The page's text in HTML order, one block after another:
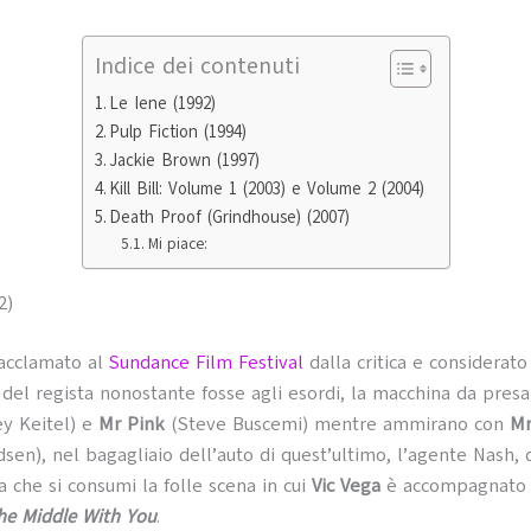
Indice dei contenuti
Le Iene (1992)
Pulp Fiction (1994)
Jackie Brown (1997)
Kill Bill: Volume 1 (2003) e Volume 2 (2004)
Death Proof (Grindhouse) (2007)
Mi piace:
al Sundance Film Festival dalla critica e
regista nonostante fosse agli esordi, la macchina da
Keitel) e Mr Pink (Steve Buscemi) mentre ammirano con
nel bagagliaio dell’auto di quest’ultimo, l’agente Nash,
che si consumi la folle scena in cui Vic Vega è
Middle With You.